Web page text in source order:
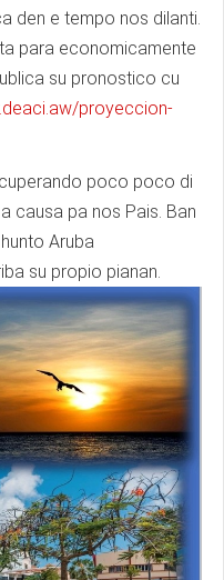
den e tempo nos dilanti.
para economicamente
su pronostico cu
proyeccion-
poco poco di
causa pa nos Pais. Ban
Aruba
su propio pianan.